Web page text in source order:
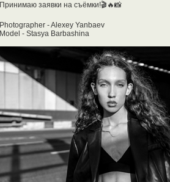
Принимаю заявки на съёмки!🎬🔥📸
Photographer - Alexey Yanbaev
Model - Stasya Barbashina